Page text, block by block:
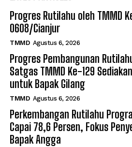
Progres Rutilahu oleh TMMD
0608/Cianjur
TMMD Agustus 6, 2026
Progres Pembangunan
Satgas TMMD Ke-129
untuk Bapak Gilang
TMMD Agustus 6, 2026
Perkembangan Rutilahu
Capai 78,6 Persen, Fokus
Bapak Angga